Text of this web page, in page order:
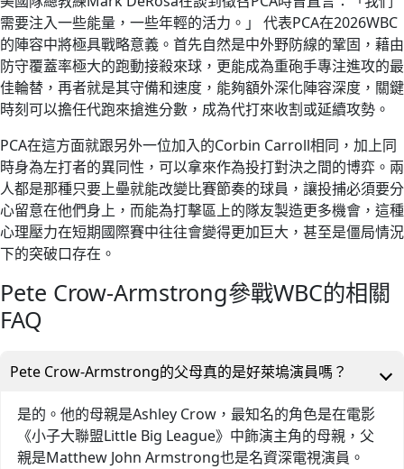
需要注入一些能量，一些年輕的活力。」 代表PCA在2026WBC
的陣容中將極具戰略意義。首先自然是中外野防線的鞏固，藉由
防守覆蓋率極大的跑動接殺來球，更能成為重砲手專注進攻的最
佳輪替，再者就是其守備和速度，能夠額外深化陣容深度，關鍵
時刻可以擔任代跑來搶進分數，成為代打來收割或延續攻勢。
PCA在這方面就跟另外一位加入的Corbin Carroll相同，加上同
時身為左打者的異同性，可以拿來作為投打對決之間的博弈。兩
人都是那種只要上壘就能改變比賽節奏的球員，讓投捕必須要分
心留意在他們身上，而能為打擊區上的隊友製造更多機會，這種
心理壓力在短期國際賽中往往會變得更加巨大，甚至是僵局情況
下的突破口存在。
Pete Crow-Armstrong參戰WBC的相關
FAQ
Pete Crow-Armstrong的父母真的是好萊塢演員嗎？
是的。他的母親是Ashley Crow，最知名的角色是在電影
《小子大聯盟Little Big League》中飾演主角的母親，父
親是Matthew John Armstrong也是名資深電視演員。